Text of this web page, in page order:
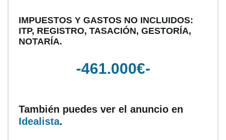
IMPUESTOS Y GASTOS NO INCLUIDOS:
ITP, REGISTRO, TASACIÓN, GESTORÍA,
NOTARÍA.
-461.000€-
También puedes ver el anuncio en
Idealista.